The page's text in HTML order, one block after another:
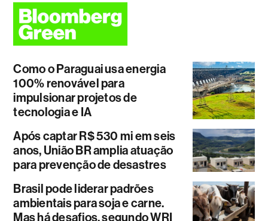
Como o Paraguai usa energia
100% renovável para
impulsionar projetos de
tecnologia e IA
Após captar R$ 530 mi em seis
anos, União BR amplia atuação
para prevenção de desastres
Brasil pode liderar padrões
ambientais para soja e carne.
Mas há desafios, segundo WRI